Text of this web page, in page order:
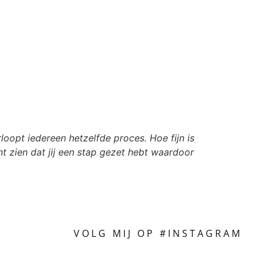
iedereen hetzelfde proces. Hoe fijn is
zien dat jij een stap gezet hebt waardoor
VOLG MIJ OP #INSTAGRAM